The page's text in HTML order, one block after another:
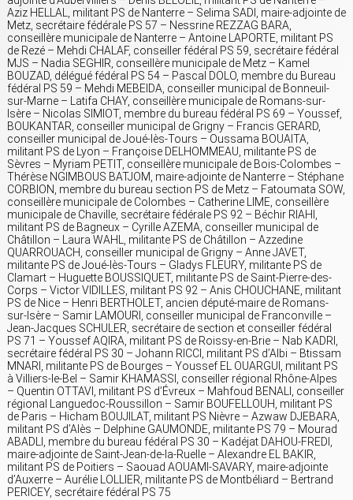
Aziz HELLAL, militant PS de Nanterre – Selima SADI, maire-adjointe de
Metz, secrétaire fédérale PS 57 – Nessrine REZZAG BARA,
conseillère municipale de Nanterre – Antoine LAPORTE, militant PS
de Rezé – Mehdi CHALAF, conseiller fédéral PS 59, secrétaire fédéral
MJS – Nadia SEGHIR, conseillère municipale de Metz – Kamel
BOUZAD, délégué fédéral PS 54 – Pascal DOLO, membre du Bureau
fédéral PS 59 – Mehdi MEBEIDA, conseiller municipal de Bonneuil-
sur-Marne – Latifa CHAY, conseillère municipale de Romans-sur-
Isère – Nicolas SIMIOT, membre du bureau fédéral PS 69 – Youssef,
BOUKANTAR, conseiller municipal de Grigny – Francis GERARD,
conseiller municipal de Joué-lès-Tours – Oussama BOUAITA,
militant PS de Lyon – Françoise DELHOMMEAU, militante PS de
Sèvres – Myriam PETIT, conseillère municipale de Bois-Colombes –
Thérèse NGIMBOUS BATJOM, maire-adjointe de Nanterre – Stéphane
CORBION, membre du bureau section PS de Metz – Fatoumata SOW,
conseillère municipale de Colombes – Catherine LIME, conseillère
municipale de Chaville, secrétaire fédérale PS 92 – Béchir RIAHI,
militant PS de Bagneux – Cyrille AZEMA, conseiller municipal de
Châtillon – Laura WAHL, militante PS de Châtillon – Azzedine
QUARROUACH, conseiller municipal de Grigny – Anne JAVET,
militante PS de Joué-lès-Tours – Gladys FLEURY, militante PS de
Clamart – Huguette BOUSSIQUET, militante PS de Saint-Pierre-des-
Corps – Victor VIDILLES, militant PS 92 – Anis CHOUCHANE, militant
PS de Nice – Henri BERTHOLET, ancien député-maire de Romans-
sur-Isère – Samir LAMOURI, conseiller municipal de Franconville –
Jean-Jacques SCHULER, secrétaire de section et conseiller fédéral
PS 71 – Youssef AQIRA, militant PS de Roissy-en-Brie – Nab KADRI,
secrétaire fédéral PS 30 – Johann RICCI, militant PS d’Albi – Btissam
MNARI, militante PS de Bourges – Youssef EL OUARGUI, militant PS
à Villiers-le-Bel – Samir KHAMASSI, conseiller régional Rhône-Alpes
– Quentin OTTAVI, militant PS d’Évreux – Mahfoud BENALI, conseiller
régional Languedoc-Roussillon – Samir BOUFELLOUH, militant PS
de Paris – Hicham BOUJILAT, militant PS Nièvre – Azwaw DJEBARA,
militant PS d’Alès – Delphine GAUMONDE, militante PS 79 – Mourad
ABADLI, membre du bureau fédéral PS 30 – Kadéjat DAHOU-FREDI,
maire-adjointe de Saint-Jean-de-la-Ruelle – Alexandre EL BAKIR,
militant PS de Poitiers – Saouad AOUAMI-SAVARY, maire-adjointe
d’Auxerre – Aurélie LOLLIER, militante PS de Montbéliard – Bertrand
PERICEY, secrétaire fédéral PS 75